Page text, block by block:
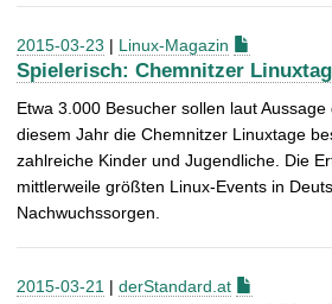
2015-03-23 | Linux-Magazin
Spielerisch: Chemnitzer
Etwa 3.000 Besucher sollen laut
diesem Jahr die Chemnitzer Linuxtage
zahlreiche Kinder und Jugendliche. Die
mittlerweile größten Linux-Events in
Nachwuchssorgen.
2015-03-21 | derStandard.at